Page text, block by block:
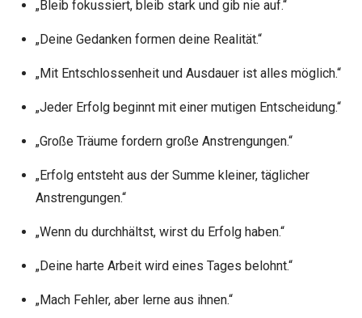
„Bleib fokussiert, bleib stark und gib nie auf.“
„Deine Gedanken formen deine Realität.“
„Mit Entschlossenheit und Ausdauer ist alles möglich.“
„Jeder Erfolg beginnt mit einer mutigen Entscheidung.“
„Große Träume fordern große Anstrengungen.“
„Erfolg entsteht aus der Summe kleiner, täglicher
Anstrengungen.“
„Wenn du durchhältst, wirst du Erfolg haben.“
„Deine harte Arbeit wird eines Tages belohnt.“
„Mach Fehler, aber lerne aus ihnen.“